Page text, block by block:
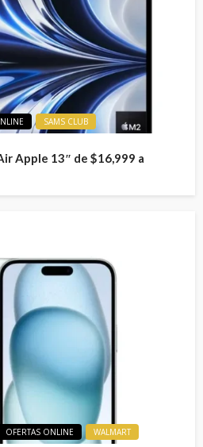
SAMS CLUB
Apple 13″ de $16,999 a
OFERTAS ONLINE WALMART